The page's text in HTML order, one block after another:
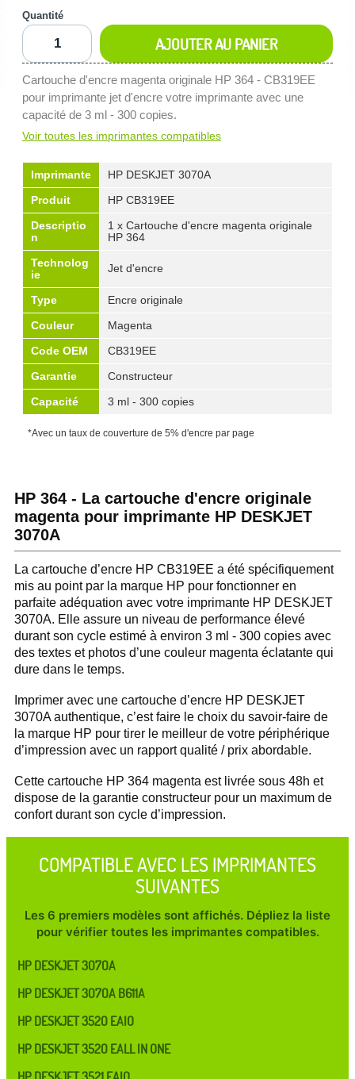
Quantité
AJOUTER AU PANIER
Cartouche d'encre magenta originale HP 364 - CB319EE
pour imprimante jet d'encre votre imprimante avec une
capacité de 3 ml - 300 copies.
Voir toutes les imprimantes compatibles
Imprimante
HP DESKJET 3070A
Produit
HP CB319EE
Descriptio
n
1 x Cartouche d'encre magenta originale
HP 364
Technolog
ie
Jet d'encre
Type
Encre originale
Couleur
Magenta
Code OEM
CB319EE
Garantie
Constructeur
Capacité
3 ml - 300 copies
*Avec un taux de couverture de 5% d'encre par page
HP 364 - La cartouche d'encre originale
magenta pour imprimante HP DESKJET
3070A
La cartouche d’encre HP CB319EE a été spécifiquement
mis au point par la marque HP pour fonctionner en
parfaite adéquation avec votre imprimante HP DESKJET
3070A. Elle assure un niveau de performance élevé
durant son cycle estimé à environ 3 ml - 300 copies avec
des textes et photos d’une couleur magenta éclatante qui
dure dans le temps.
Imprimer avec une cartouche d’encre HP DESKJET
3070A authentique, c’est faire le choix du savoir-faire de
la marque HP pour tirer le meilleur de votre périphérique
d’impression avec un rapport qualité / prix abordable.
Cette cartouche HP 364 magenta est livrée sous 48h et
dispose de la garantie constructeur pour un maximum de
confort durant son cycle d’impression.
COMPATIBLE AVEC LES IMPRIMANTES
SUIVANTES
Les 6 premiers modèles sont affichés. Dépliez la liste
pour vérifier toutes les imprimantes compatibles.
HP DESKJET 3070A
HP DESKJET 3070A B611A
HP DESKJET 3520 EAIO
HP DESKJET 3520 EALL IN ONE